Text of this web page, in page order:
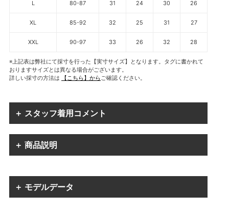
L 80-87 31 24 30 26
XL 85-92 32 25 31 27
XXL 90-97 33 26 32 28
※上記表は弊社にて採寸を行った【実寸サイズ】となります。タグに書かれて
おりますサイズとは異なる場合がございます。
詳しい採寸の方法は
【こちら】からご確認ください。
＋ スタッフ着用コメント
＋ 商品説明
＋ モデルデータ